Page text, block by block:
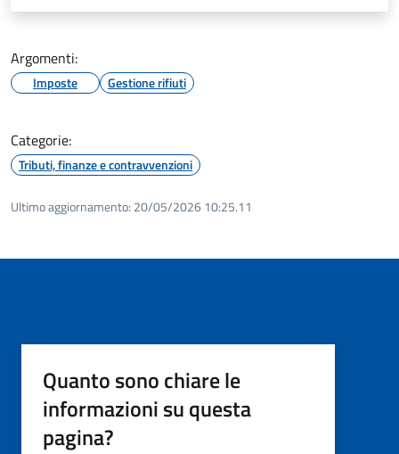
Argomenti:
Imposte Gestione rifiuti
Categorie:
Tributi, finanze e contravvenzioni
Ultimo aggiornamento: 20/05/2026 10:25.11
Quanto sono chiare le
informazioni su questa
pagina?